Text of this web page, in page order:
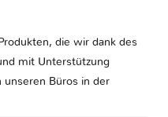
die wir dank des
mit Unterstützung
unseren Büros in der